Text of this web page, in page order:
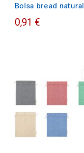
Bolsa bread natural
0,91 €